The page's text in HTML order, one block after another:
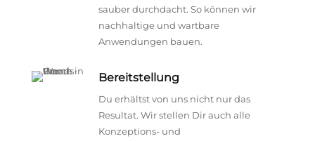
sauber durchdacht. So können wir
nachhaltige und wartbare
Anwendungen bauen.
Bereitstellung
Du erhältst von uns nicht nur das
Resultat. Wir stellen Dir auch alle
Konzeptions- und